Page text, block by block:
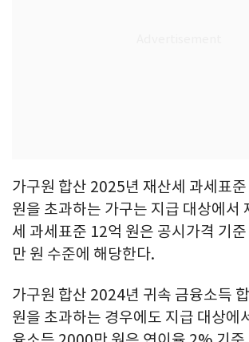
가구원 합산 2025년 재산세 과세표
원을 초과하는 가구는 지급 대상에서
세 과세표준 12억 원은 공시가격 기
만 원 수준에 해당한다.
가구원 합산 2024년 귀속 금융소득
원을 초과하는 경우에도 지급 대상에